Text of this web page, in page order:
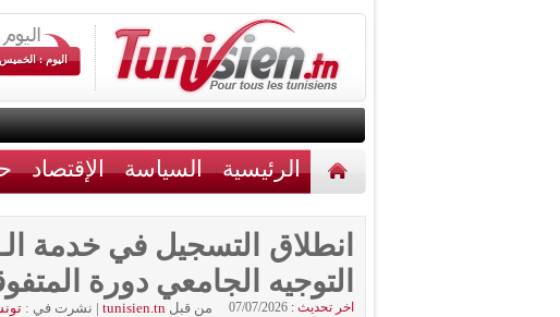
اليوم : الخميس 06 اوت
الرئيسية السياسة الإقتصاد
التوجيه الجامعي دورة
اخر تحديث : 07/07/2026 من قبلtunisien.tn
| نشرت في :